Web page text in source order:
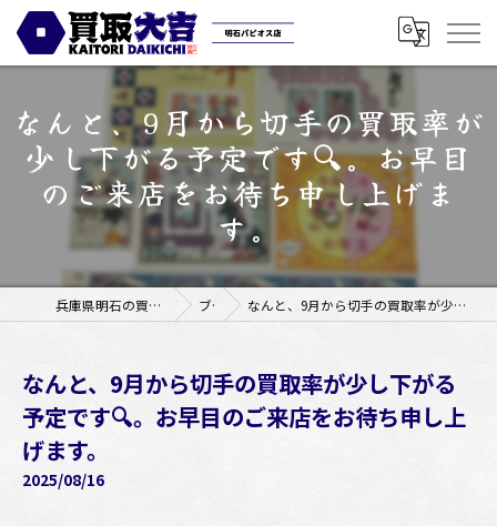
なんと、9月から切手の買取率が
少し下がる予定です🔍。お早目
のご来店をお待ち申し上げま
す。
兵庫県明石の買取なら買取大吉明石パピオス店 ブログ なんと、9月から切手の買取率が少し下がる予定です🔍。お早目のご来店をお待ち申し上げます。
なんと、9月から切手の買取率が少し下がる
予定です🔍。お早目のご来店をお待ち申し上
げます。
2025/08/16